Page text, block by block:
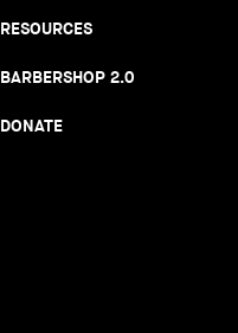
RESOURCES
BARBERSHOP 2.0
DONATE